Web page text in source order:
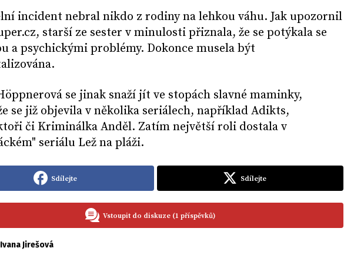
incident nebral nikdo z rodiny na lehkou váhu. Jak upozornil
starší ze sester v minulosti přiznala, že se potýkala se
a psychickými problémy. Dokonce musela být
se jinak snaží jít ve stopách slavné maminky,
se již objevila v několika seriálech, například Adikts,
či Kriminálka Anděl. Zatím největší roli dostala v
seriálu Lež na pláži.
Sdílejte Sdílejte
Vstoupit do diskuze (1 příspěvků)
Ivana Jirešová